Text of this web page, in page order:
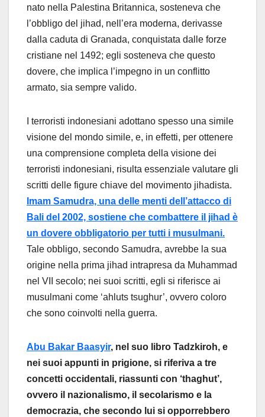
nato nella Palestina Britannica, sosteneva che
l’obbligo del jihad, nell’era moderna, derivasse
dalla caduta di Granada, conquistata dalle forze
cristiane nel 1492; egli sosteneva che questo
dovere, che implica l’impegno in un conflitto
armato, sia sempre valido.
I terroristi indonesiani adottano spesso una simile
visione del mondo simile, e, in effetti, per ottenere
una comprensione completa della visione dei
terroristi indonesiani, risulta essenziale valutare gli
scritti delle figure chiave del movimento jihadista.
Imam Samudra, una delle menti dell’attacco di
Bali del 2002, sostiene che combattere il jihad è
un dovere obbligatorio per tutti i musulmani.
Tale obbligo, secondo Samudra, avrebbe la sua
origine nella prima jihad intrapresa da Muhammad
nel VII secolo; nei suoi scritti, egli si riferisce ai
musulmani come ‘ahluts tsughur’, ovvero coloro
che sono coinvolti nella guerra.
Abu Bakar Baasyir, nel suo libro Tadzkiroh, e
nei suoi appunti in prigione, si riferiva a tre
concetti occidentali, riassunti con ‘thaghut’,
ovvero il nazionalismo, il secolarismo e la
democrazia, che secondo lui si opporrebbero